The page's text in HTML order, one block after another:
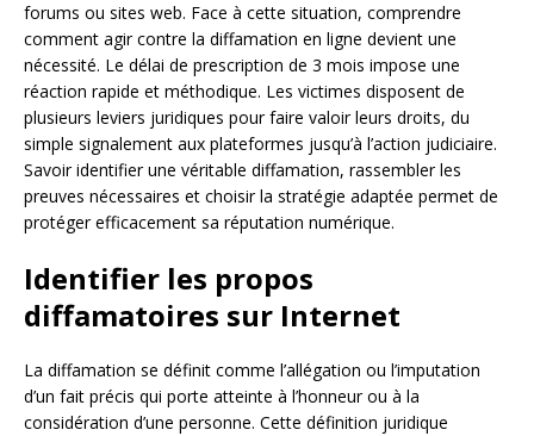
forums ou sites web. Face à cette situation, comprendre
comment agir contre la diffamation en ligne devient une
nécessité. Le délai de prescription de 3 mois impose une
réaction rapide et méthodique. Les victimes disposent de
plusieurs leviers juridiques pour faire valoir leurs droits, du
simple signalement aux plateformes jusqu’à l’action judiciaire.
Savoir identifier une véritable diffamation, rassembler les
preuves nécessaires et choisir la stratégie adaptée permet de
protéger efficacement sa réputation numérique.
Identifier les propos
diffamatoires sur Internet
La diffamation se définit comme l’allégation ou l’imputation
d’un fait précis qui porte atteinte à l’honneur ou à la
considération d’une personne. Cette définition juridique